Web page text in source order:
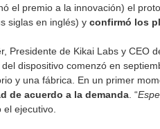
el premio a la innovación) el
siglas en inglés) y confirmó los
Presidente de Kikai Labs y CEO
dispositivo comenzó en
y una fábrica. En un primer
de acuerdo a la demanda . “
el ejecutivo.